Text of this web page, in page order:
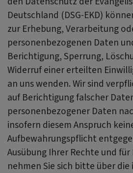
Deutschland (DSG-EKD)
zur Erhebung, Verarbeitung
personenbezogenen Daten
Berichtigung, Sperrung,
Widerruf einer erteilten
an uns wenden. Wir sind
auf Berichtigung falscher
personenbezogener Daten
insofern diesem Anspruch
Aufbewahrungspflicht
Ausübung Ihrer Rechte und für
nehmen Sie sich bitte über die